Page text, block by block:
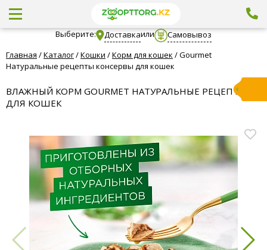
Выберите: Доставкаили
Самовывоз
Главная /Каталог/Кошки /Корм для кошек /Gourmet
Натуральные рецепты консервы для кошек
ВЛАЖНЫЙ КОРМ GOURMET НАТУРАЛЬНЫЕ РЕЦЕПТЫ
ДЛЯ КОШЕК